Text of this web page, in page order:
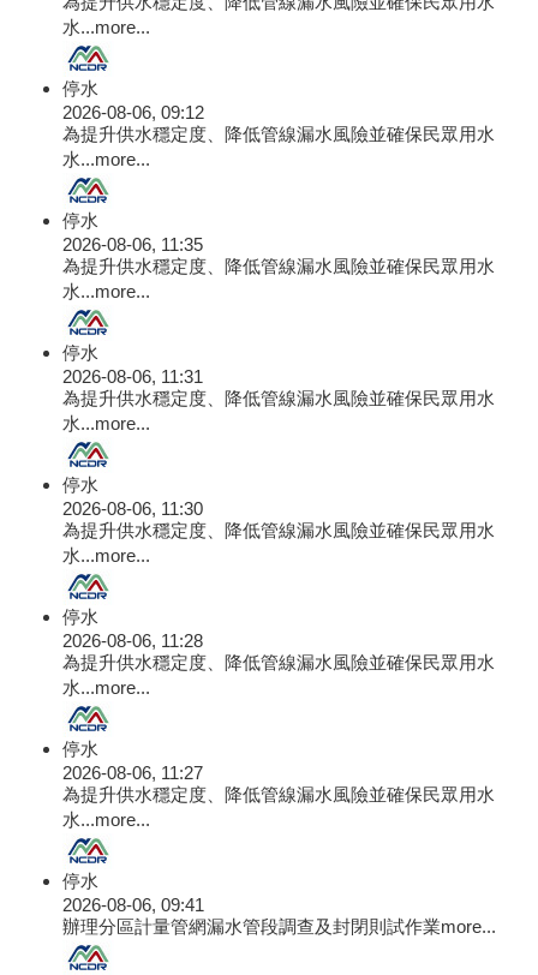
水...more...
停水
2026-08-06, 09:12
為提升供水穩定度、降低管線漏水風險並確保民眾用水
水...more...
停水
2026-08-06, 11:35
為提升供水穩定度、降低管線漏水風險並確保民眾用水
水...more...
停水
2026-08-06, 11:31
為提升供水穩定度、降低管線漏水風險並確保民眾用水
水...more...
停水
2026-08-06, 11:30
為提升供水穩定度、降低管線漏水風險並確保民眾用水
水...more...
停水
2026-08-06, 11:28
為提升供水穩定度、降低管線漏水風險並確保民眾用水
水...more...
停水
2026-08-06, 11:27
為提升供水穩定度、降低管線漏水風險並確保民眾用水
水...more...
停水
2026-08-06, 09:41
辦理分區計量管網漏水管段調查及封閉則試作業more...